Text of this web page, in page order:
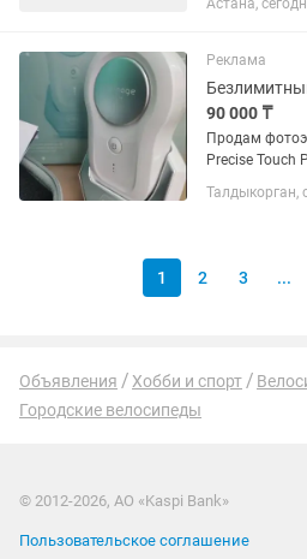
Астана,
Реклама
90 000 ₸
Продам
Precise Touch
Практически
Талдыкорган,
1 2 3 ...
Объявления Хобби и спорт
Городские велосипеды
© 2012-2026, АО «Kaspi Bank»
Пользовательское соглашение